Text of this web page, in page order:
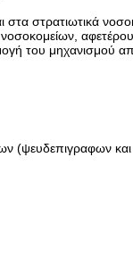
στρατιωτικά
αφετέρου
του μηχανισμού
(ψευδεπιγραφων